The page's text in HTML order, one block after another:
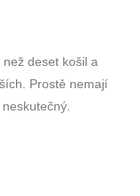
deset košil a
Prostě nemají